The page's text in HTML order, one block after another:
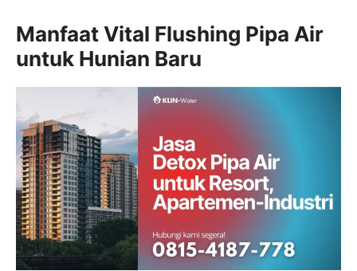
Manfaat Vital Flushing Pipa Air
untuk Hunian Baru